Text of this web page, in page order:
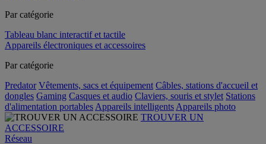
Par catégorie
Tableau blanc interactif et tactile
Appareils électroniques et accessoires
Par catégorie
Predator Vêtements, sacs et équipement Câbles, stations d'accueil et
dongles Gaming Casques et audio Claviers, souris et stylet Stations
d'alimentation portables Appareils intelligents Appareils photo
TROUVER UN
ACCESSOIRE
Réseau